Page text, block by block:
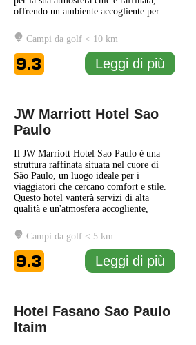
offrendo un ambiente accogliente per
sono arredate con gusto e dotate di
comfort moderni, creando uno spazio
ideale per il relax dopo una giornata
intensa. Il ristorante
... Leggi di più
Campi da golf < 10 km
9.3 Leggi di più
JW Marriott Hotel Sao
Paulo
Il JW Marriott Hotel Sao Paulo è una
struttura raffinata situata nel cuore di
São Paulo, un luogo ideale per i
viaggiatori che cercano comfort e stile.
Questo hotel vanterà servizi di alta
qualità e un'atmosfera accogliente,
coloro che desiderano esplorare la
vibrante cultura della città. Gli ospiti
possono godere di camere spaziose e ben
arredate, dotate
... Leggi di più
Campi da golf < 5 km
9.3 Leggi di più
Hotel Fasano Sao Paulo
Itaim